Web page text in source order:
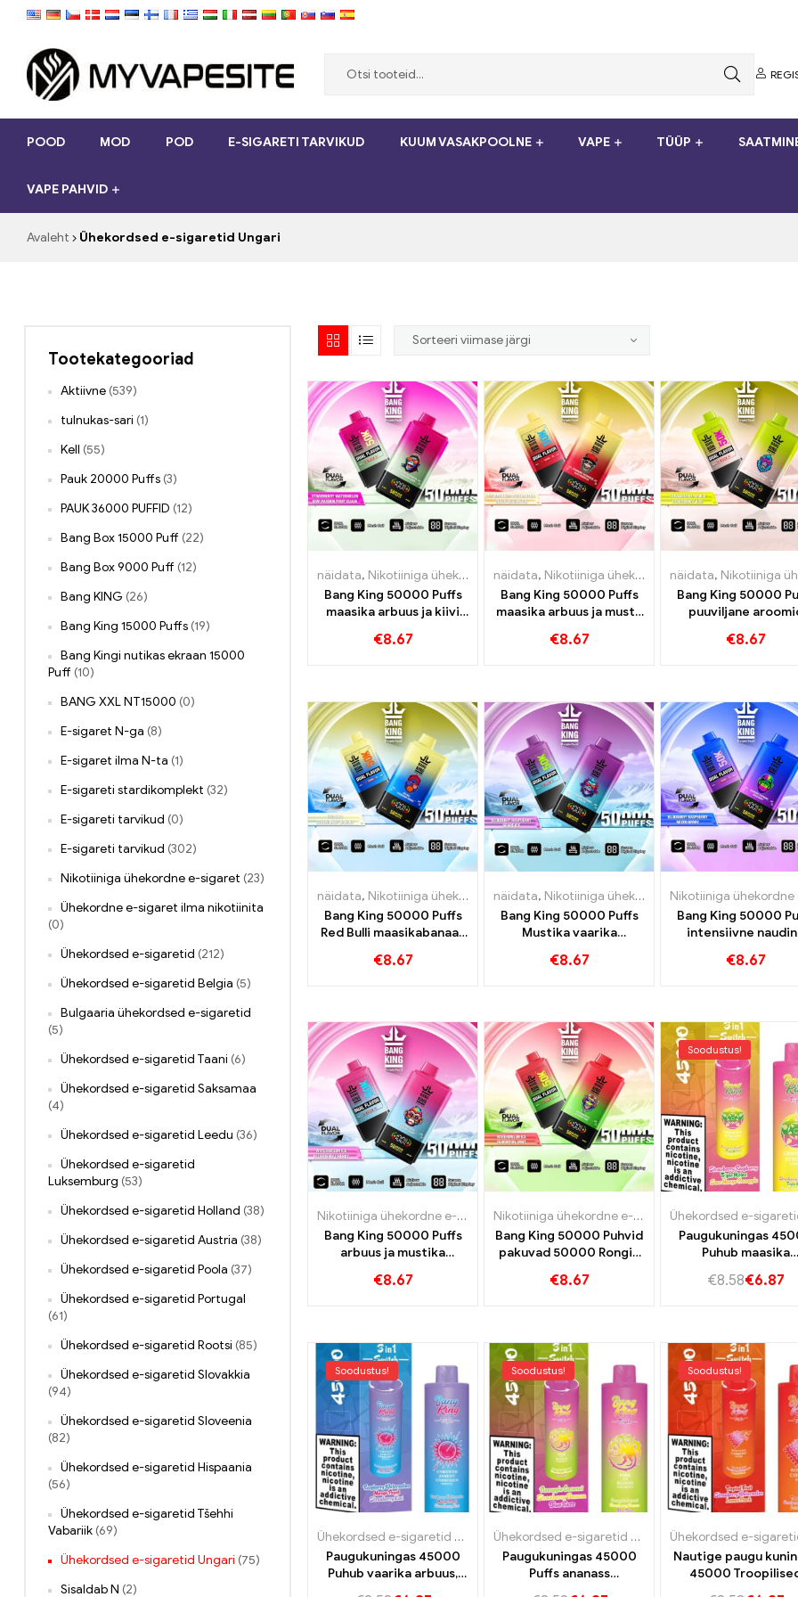
Myvapesite.de
sigarette
odavalt
veebisaidilt
POOD MOD POD E-SIGARETI TARVIKUD KUUM VASAKPOOLNE VAPE TÜÜP
VAPE PAHVID
Avaleht Ühekordsed e-sigaretid Ungari
näidata, Nikotiiniga ühekordne e-sigaret ,Ühekordsed e-sigaretid,Ühekordsed e-
Bang King 50000 Puffs
maasika arbuus ja kiivi
maitsed
€8.67
näidata, Nikotiiniga ühekordne e-sigaret ,
Bang King 50000 Puffs
maasika arbuus ja musta
€8.67
näidata, Nikotiiniga ühekordne e-
Bang King 50000
puuviljane
kiivi, et intensiivne
€8.67
näidata, Nikotiiniga ühekordne e-sigaret ,Ühekordsed e-sigaretid,Ühekordsed e-
Bang King 50000 Puffs
Red Bulli maasikabanaan
€8.67
näidata, Nikotiiniga ühekordne e-sigaret ,
Bang King 50000 Puffs
Mustika vaarika
intensiivseks naudinguks
€8.67
Bang King 50000
intensiivne
marjaga
€8.67
Nikotiiniga ühekordne e-sigaret ,Ühekordsed e-sigaretid, Ühekordsed e-sigaretid
Bang King 50000 Puffs
arbuus ja mustika
kirsimaitse ultra pikkune
tööelu
€8.67
Nikotiiniga ühekordne e-sigaret ,Ühekordsed e-
Bang King 50000 Puhvid
pakuvad 50000 Rongid
arbuusijäätis ja mustika
piparmünt
€8.67
Soodustus!
Paugukuningas
Puhub maasika
melon ja hapu
€8.58€6.87
Soodustus!
Ühekordsed e-sigaretid Portugal ,Ühekordsed e-sigaretid Slovakkia,Ühekordsed e-
Paugukuningas 45000
Puhub vaarika arbuus,
Soodustus!
Ühekordsed e-sigaretid Portugal ,Ühekordsed e-
Paugukuningas 45000
Puffs ananass
Soodustus!
Nautige paugu
45000
Tootekategooriad
Aktiivne (539)
tulnukas-sari (1)
Kell (55)
Pauk 20000 Puffs (3)
PAUK 36000 PUFFID (12)
Bang Box 15000 Puff (22)
Bang Box 9000 Puff (12)
Bang KING (26)
Bang King 15000 Puffs (19)
Bang Kingi nutikas ekraan 15000
Puff (10)
BANG XXL NT15000 (0)
E-sigaret N-ga (8)
E-sigaret ilma N-ta (1)
E-sigareti stardikomplekt (32)
E-sigareti tarvikud (0)
E-sigareti tarvikud (302)
Nikotiiniga ühekordne e-sigaret (23)
Ühekordne e-sigaret ilma nikotiinita
(0)
Ühekordsed e-sigaretid (212)
Ühekordsed e-sigaretid Belgia (5)
Bulgaaria ühekordsed e-sigaretid
(5)
Ühekordsed e-sigaretid Taani (6)
Ühekordsed e-sigaretid Saksamaa
(4)
Ühekordsed e-sigaretid Leedu (36)
Ühekordsed e-sigaretid
Luksemburg (53)
Ühekordsed e-sigaretid Holland (38)
Ühekordsed e-sigaretid Austria (38)
Ühekordsed e-sigaretid Poola (37)
Ühekordsed e-sigaretid Portugal
(61)
Ühekordsed e-sigaretid Rootsi (85)
Ühekordsed e-sigaretid Slovakkia
(94)
Ühekordsed e-sigaretid Sloveenia
(82)
Ühekordsed e-sigaretid Hispaania
(56)
Ühekordsed e-sigaretid Tšehhi
Vabariik (69)
Ühekordsed e-sigaretid Ungari (75)
Sisaldab N (2)